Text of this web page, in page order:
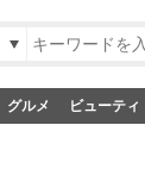
グルメ ビューティ